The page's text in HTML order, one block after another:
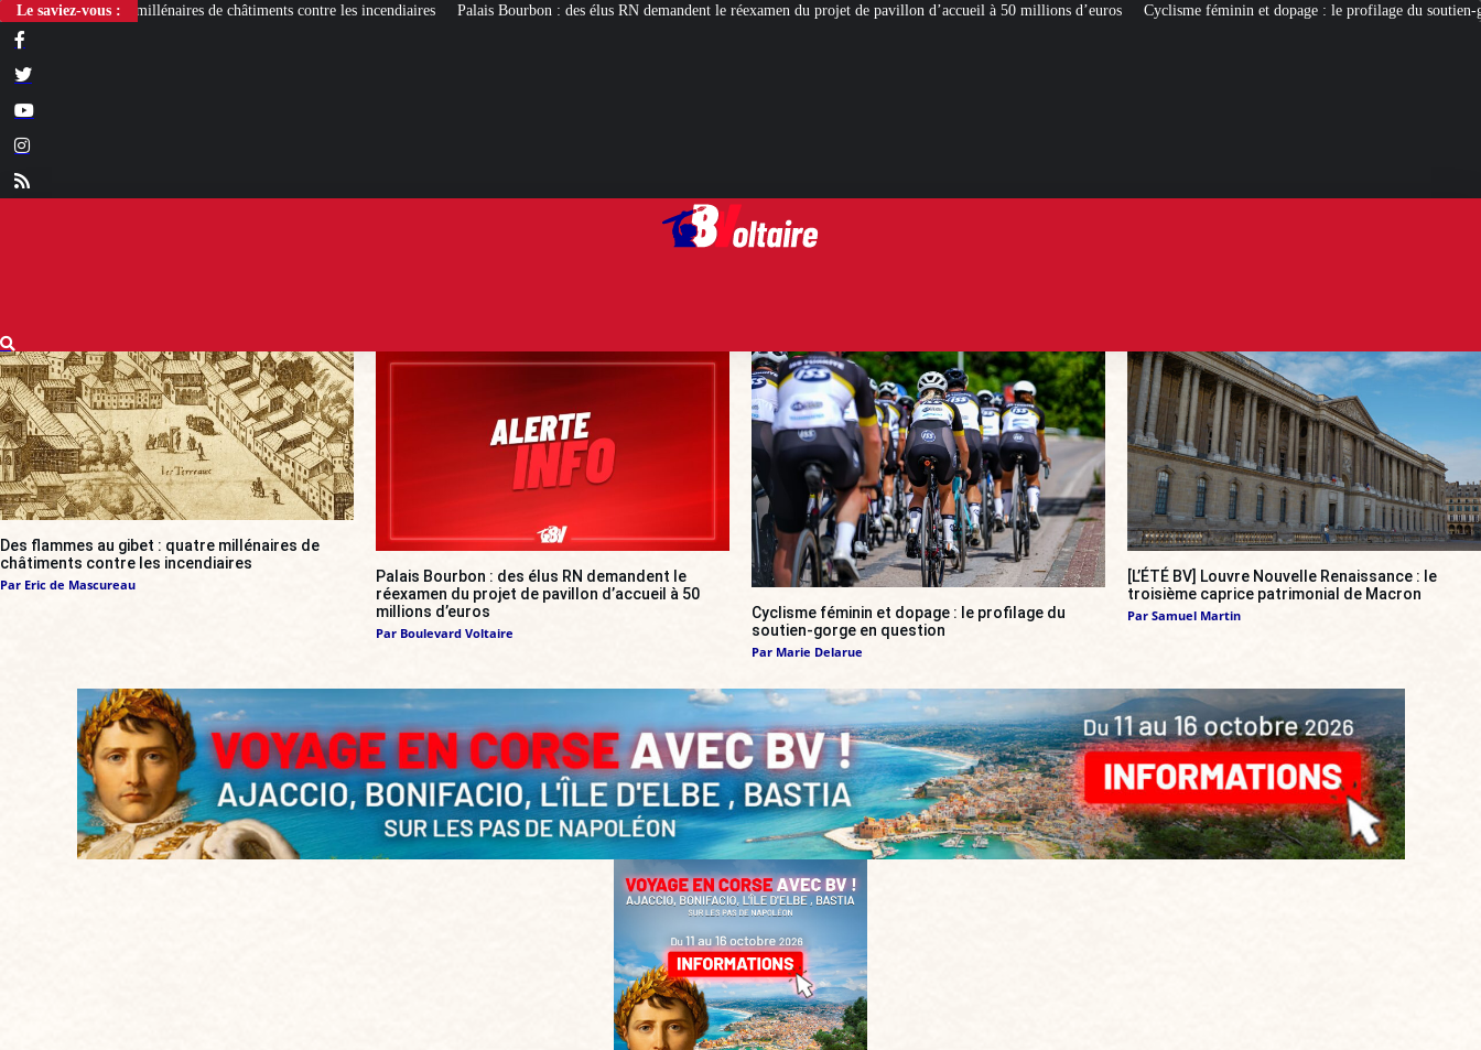
Le saviez-vous :
de châtiments contre les incendiaires Palais Bourbon : des élus RN demandent le réexamen du projet de pavillon d’accueil à 50 millions d’euros Cyclisme féminin et dopage : le profilage du soutien-gorge en question [L’ÉTÉ
Des flammes au gibet : quatre millénaires de
châtiments contre les incendiaires
Par Eric de Mascureau
Palais Bourbon : des élus RN demandent le
réexamen du projet de pavillon d’accueil à 50
millions d’euros
Par Boulevard Voltaire
Cyclisme féminin et dopage : le profilage du
soutien-gorge en question
Par Marie Delarue
[L’ÉTÉ BV] Louvre Nouvelle Renaissance : le
troisième caprice patrimonial de Macron
Par Samuel Martin